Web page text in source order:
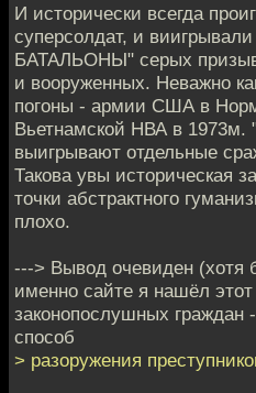
И исторически всегда
суперсолдат, и
БАТАЛЬОНЫ" серых
и вооруженных. Неважно
погоны - армии США в
Вьетнамской НВА в
выигрывают отдельные
Такова увы историческая
точки абстрактного
плохо.
---> Вывод очевиден (хотя
именно сайте я нашёл
законопослушных
способ
> разоружения